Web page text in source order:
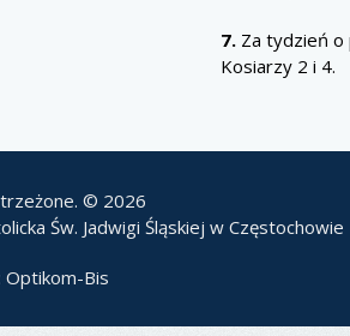
7. Za tydzień o
Kosiarzy 2 i 4.
© 2026
Św. Jadwigi Śląskiej w Częstochowie
Optikom-Bis